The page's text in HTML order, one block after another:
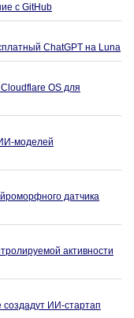
с GitHub
ChatGPT на Luna
OS для
моделей
датчика
активности
ИИ-стартап